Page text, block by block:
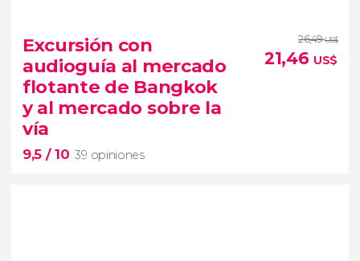
excursión a Chiang Rai
templos Blanco
oAzul
poblado de mujeres
jirafa
Excursión con
audioguía al mercado
flotante de Bangkok
y al mercado sobre la
vía
9,5 / 10 39 opiniones
26,49US$
21,46 US$